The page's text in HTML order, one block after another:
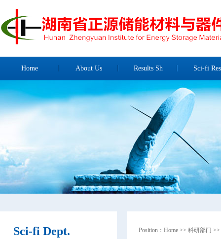
Home About Us Results Sh Sci-fi Res
Sci-fi Dept. Position： Home >> 科研部门 >>